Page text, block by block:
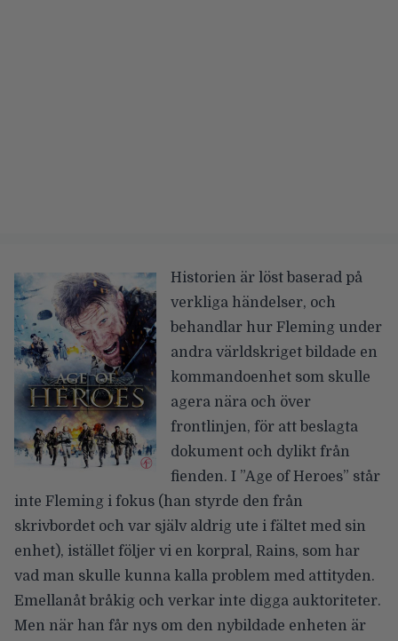
Historien är löst baserad på
verkliga händelser, och
behandlar hur Fleming under
andra världskriget bildade en
kommandoenhet som skulle
agera nära och över
frontlinjen, för att beslagta
dokument och dylikt från
fienden. I ”Age of Heroes” står
inte Fleming i fokus (han styrde den från
skrivbordet och var själv aldrig ute i fältet med sin
enhet), istället följer vi en korpral, Rains, som har
vad man skulle kunna kalla problem med attityden.
Emellanåt bråkig och verkar inte digga auktoriteter.
Men när han får nys om den nybildade enheten är